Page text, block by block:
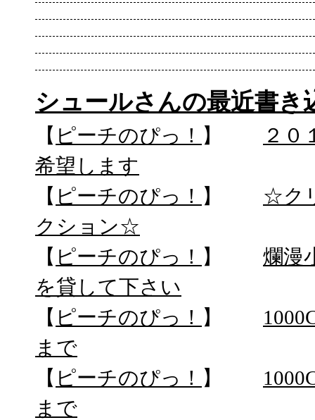
シュールさんの最近書き
【 ピーチのぴっ！ 】
２０
希望します
【 ピーチのぴっ！ 】 ☆ク
クション☆
【 ピーチのぴっ！ 】 爛漫
を貸して下さい
【 ピーチのぴっ！ 】
まで
【 ピーチのぴっ！ 】
まで